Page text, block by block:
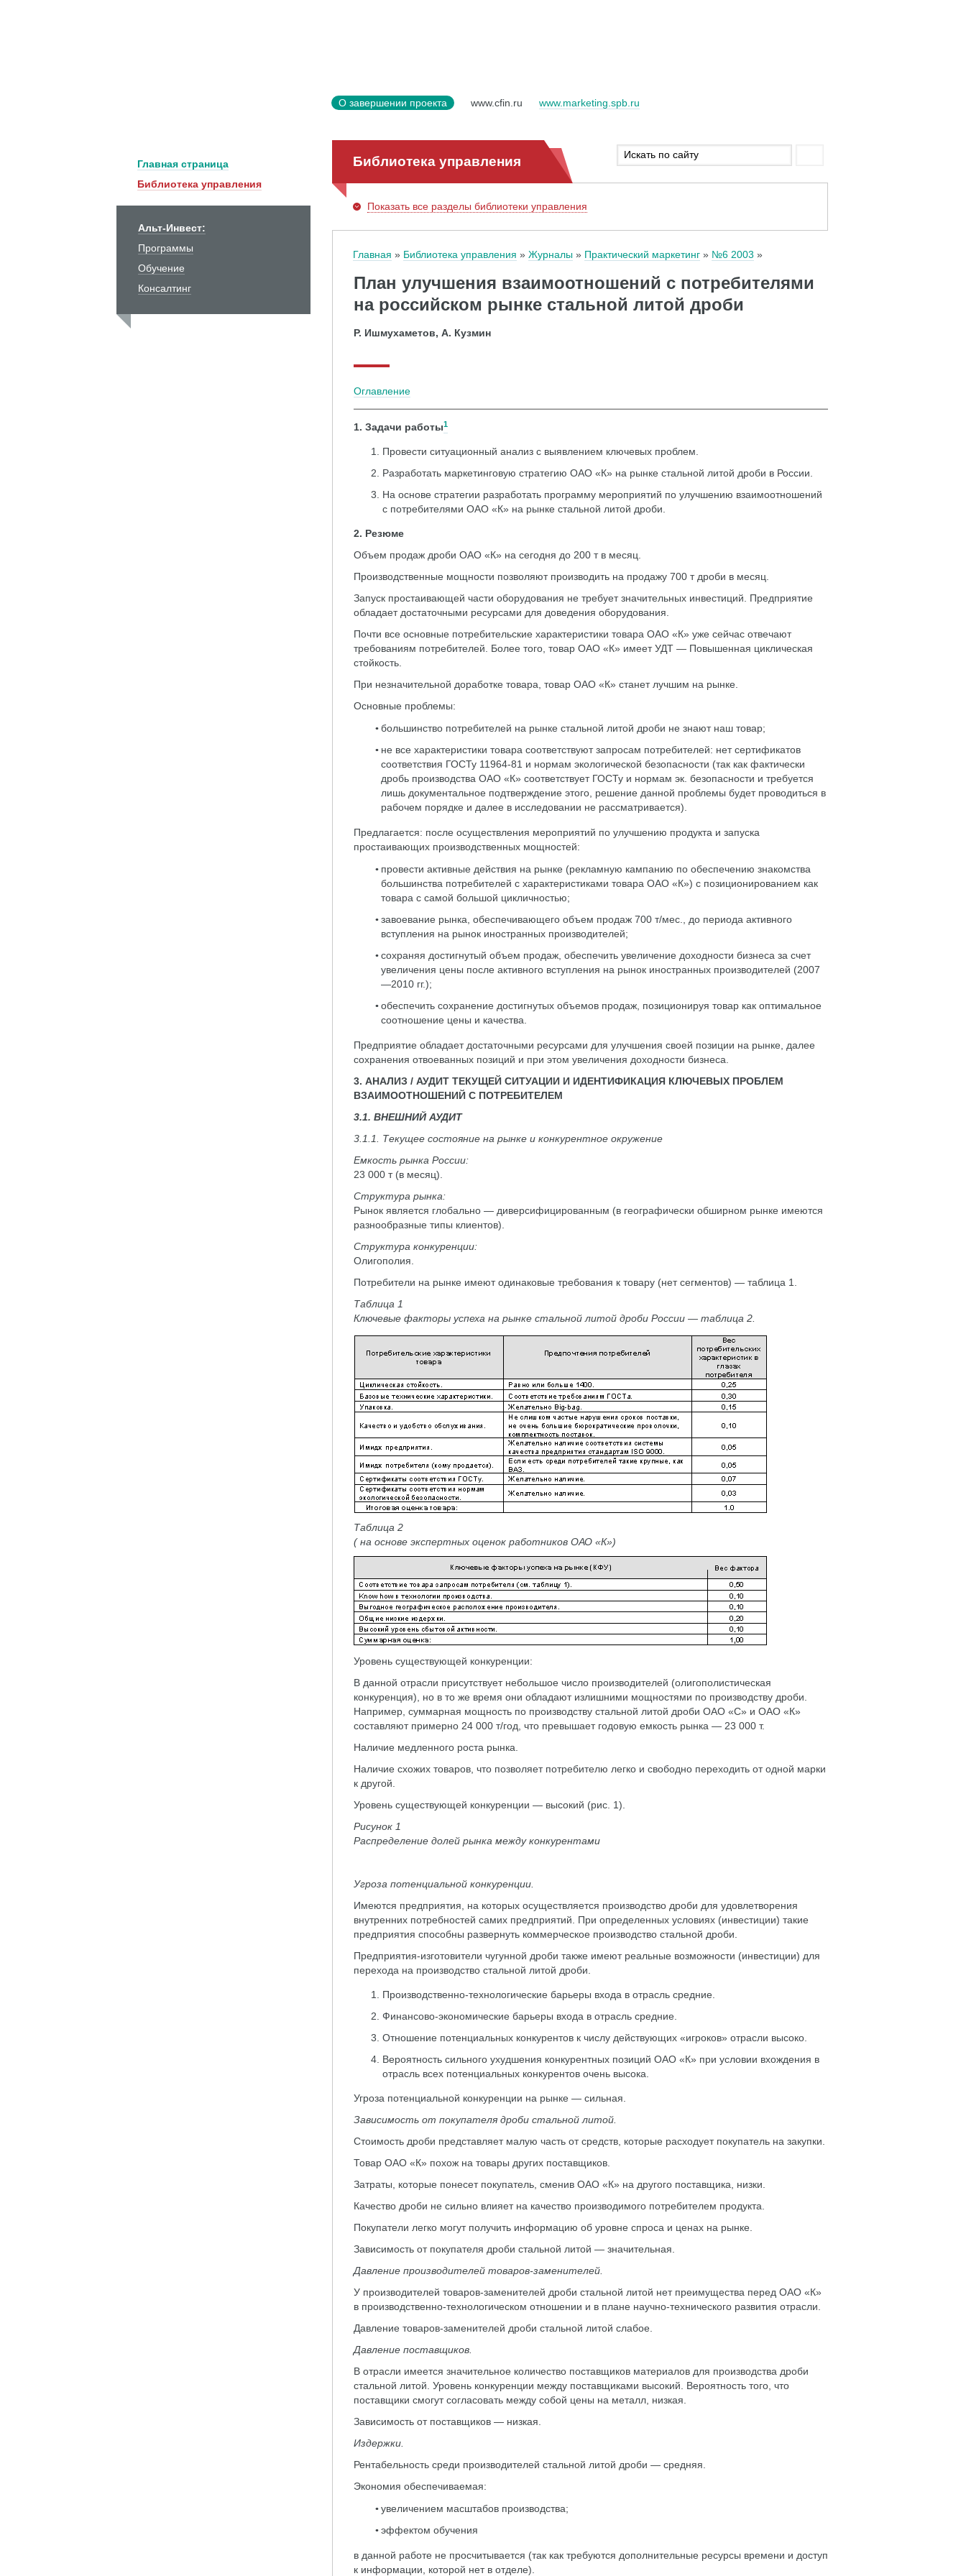
О завершении проекта www.cfin.ru www.marketing.spb.ru
Главная страница
Библиотека управления
Альт-Инвест:
Программы
Обучение
Консалтинг
Библиотека управления
Показать все разделы библиотеки управления
Главная Библиотека управления Журналы Практический маркетинг №6 2003
План улучшения взаимоотношений с потребителями
на российском рынке стальной литой дроби
Р. Ишмухаметов, А. Кузмин
Оглавление
1. Задачи работы1
Провести ситуационный анализ с выявлением ключевых проблем.
Разработать маркетинговую стратегию ОАО «К» на рынке стальной литой дроби в России.
На основе стратегии разработать программу мероприятий по улучшению взаимоотношений
с потребителями ОАО «К» на рынке стальной литой дроби.
2. Резюме
Объем продаж дроби ОАО «К» на сегодня до 200 т в месяц.
Производственные мощности позволяют производить на продажу 700 т дроби в месяц.
Запуск простаивающей части оборудования не требует значительных инвестиций. Предприятие
обладает достаточными ресурсами для доведения оборудования.
Почти все основные потребительские характеристики товара ОАО «К» уже сейчас отвечают
требованиям потребителей. Более того, товар ОАО «К» имеет УДТ — Повышенная циклическая
стойкость.
При незначительной доработке товара, товар ОАО «К» станет лучшим на рынке.
Основные проблемы:
большинство потребителей на рынке стальной литой дроби не знают наш товар;
не все характеристики товара соответствуют запросам потребителей: нет сертификатов
соответствия ГОСТу 11964-81 и нормам экологической безопасности (так как фактически
дробь производства ОАО «К» соответствует ГОСТу и нормам эк. безопасности и требуется
лишь документальное подтверждение этого, решение данной проблемы будет проводиться в
рабочем порядке и далее в исследовании не рассматривается).
Предлагается: после осуществления мероприятий по улучшению продукта и запуска
простаивающих производственных мощностей:
провести активные действия на рынке (рекламную кампанию по обеспечению знакомства
большинства потребителей с характеристиками товара ОАО «К») с позиционированием как
товара с самой большой цикличностью;
завоевание рынка, обеспечивающего объем продаж 700 т/мес., до периода активного
вступления на рынок иностранных производителей;
сохраняя достигнутый объем продаж, обеспечить увеличение доходности бизнеса за счет
увеличения цены после активного вступления на рынок иностранных производителей (2007
—2010 гг.);
обеспечить сохранение достигнутых объемов продаж, позиционируя товар как оптимальное
соотношение цены и качества.
Предприятие обладает достаточными ресурсами для улучшения своей позиции на рынке, далее
сохранения отвоеванных позиций и при этом увеличения доходности бизнеса.
3. АНАЛИЗ / АУДИТ ТЕКУЩЕЙ СИТУАЦИИ И ИДЕНТИФИКАЦИЯ КЛЮЧЕВЫХ ПРОБЛЕМ
ВЗАИМООТНОШЕНИЙ С ПОТРЕБИТЕЛЕМ
3.1. ВНЕШНИЙ АУДИТ
3.1.1. Текущее состояние на рынке и конкурентное окружение
Емкость рынка России:
23 000 т (в месяц).
Структура рынка:
Рынок является глобально — диверсифицированным (в географически обширном рынке имеются
разнообразные типы клиентов).
Структура конкуренции:
Олигополия.
Потребители на рынке имеют одинаковые требования к товару (нет сегментов) — таблица 1.
Таблица 1
Ключевые факторы успеха на рынке стальной литой дроби России — таблица 2.
Таблица 2
( на основе экспертных оценок работников ОАО «К»)
Уровень существующей конкуренции:
В данной отрасли присутствует небольшое число производителей (олигополистическая
конкуренция), но в то же время они обладают излишними мощностями по производству дроби.
Например, суммарная мощность по производству стальной литой дроби ОАО «С» и ОАО «К»
составляют примерно 24 000 т/год, что превышает годовую емкость рынка — 23 000 т.
Наличие медленного роста рынка.
Наличие схожих товаров, что позволяет потребителю легко и свободно переходить от одной марки
к другой.
Уровень существующей конкуренции — высокий (рис. 1).
Рисунок 1
Распределение долей рынка между конкурентами
Угроза потенциальной конкуренции.
Имеются предприятия, на которых осуществляется производство дроби для удовлетворения
внутренних потребностей самих предприятий. При определенных условиях (инвестиции) такие
предприятия способны развернуть коммерческое производство стальной дроби.
Предприятия-изготовители чугунной дроби также имеют реальные возможности (инвестиции) для
перехода на производство стальной литой дроби.
Производственно-технологические барьеры входа в отрасль средние.
Финансово-экономические барьеры входа в отрасль средние.
Отношение потенциальных конкурентов к числу действующих «игроков» отрасли высоко.
Вероятность сильного ухудшения конкурентных позиций ОАО «К» при условии вхождения в
отрасль всех потенциальных конкурентов очень высока.
Угроза потенциальной конкуренции на рынке — сильная.
Зависимость от покупателя дроби стальной литой.
Стоимость дроби представляет малую часть от средств, которые расходует покупатель на закупки.
Товар ОАО «К» похож на товары других поставщиков.
Затраты, которые понесет покупатель, сменив ОАО «К» на другого поставщика, низки.
Качество дроби не сильно влияет на качество производимого потребителем продукта.
Покупатели легко могут получить информацию об уровне спроса и ценах на рынке.
Зависимость от покупателя дроби стальной литой — значительная.
Давление производителей товаров-заменителей.
У производителей товаров-заменителей дроби стальной литой нет преимущества перед ОАО «К»
в производственно-технологическом отношении и в плане научно-технического развития отрасли.
Давление товаров-заменителей дроби стальной литой слабое.
Давление поставщиков.
В отрасли имеется значительное количество поставщиков материалов для производства дроби
стальной литой. Уровень конкуренции между поставщиками высокий. Вероятность того, что
поставщики смогут согласовать между собой цены на металл, низкая.
Зависимость от поставщиков — низкая.
Издержки.
Рентабельность среди производителей стальной литой дроби — средняя.
Экономия обеспечиваемая:
увеличением масштабов производства;
эффектом обучения
в данной работе не просчитывается (так как требуются дополнительные ресурсы времени и доступ
к информации, которой нет в отделе).